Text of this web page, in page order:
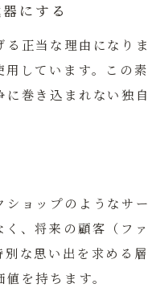
にする
正当な理由になりま
しています。この素
巻き込まれない独自
ョップのようなサー
、将来の顧客（ファ
な思い出を求める層
を持ちます。